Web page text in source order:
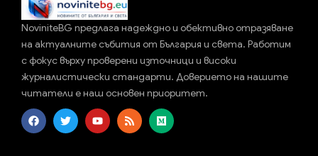
NoviniteBG предлага надеждно и обективно отразяване
на актуалните събития от България и света. Работим
с фокус върху проверени източници и високи
журналистически стандарти. Доверието на нашите
читатели е наш основен приоритет.